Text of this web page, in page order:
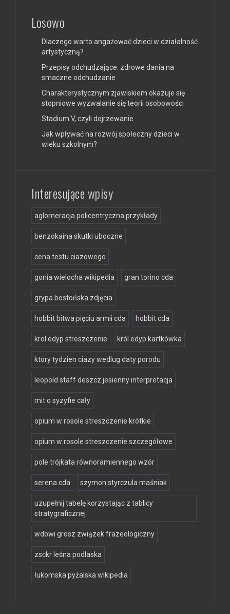
Losowo
Dlaczego warto angażować dzieci w działalność
artystyczną?
Przepisy odchudzające: zdrowe dania na
smaczne odchudzanie
Charakterystycznym zjawiskiem okazuje się
stopniowe wyzwalanie się teorii osobowości
Stadium V, czyli dojrzewanie
Jak wpływać na rozwój społeczny dzieci w
wieku szkolnym?
Interesujące wpisy
aglomeracja policentryczna przykłady
benzokaina skutki uboczne
cena testu ciazowego
gonia wielocha wikipedia gran torino cda
grypa bostońska zdjęcia
hobbit bitwa pięciu armii cda hobbit cda
krol edyp streszczenie król edyp kartkówka
ktory tydzien ciazy wedlug daty porodu
leopold staff deszcz jesienny interpretacja
mit o syzyfie cały
opium w rosole streszczenie krótkie
opium w rosole streszczenie szczegółowe
pole trójkata równoramiennego wzór
serena cda szymon styrczula maśniak
uzupełnij tabelę korzystając z tablicy
stratygraficznej
wdowi grosz związek frazeologiczny
zsckr leśna podlaska
łukomska pyżalska wikipedia